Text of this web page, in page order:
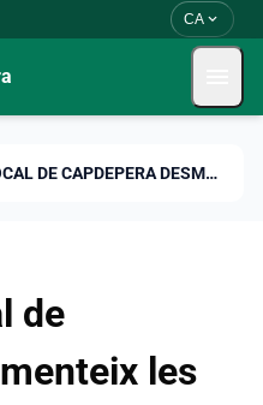
CA expand_more
LA POLICIA LOCAL DE CAPDEPERA DESMENTEIX LES ORDRES DE POSAR MULTES PER FER HORES EXTRES
de
les